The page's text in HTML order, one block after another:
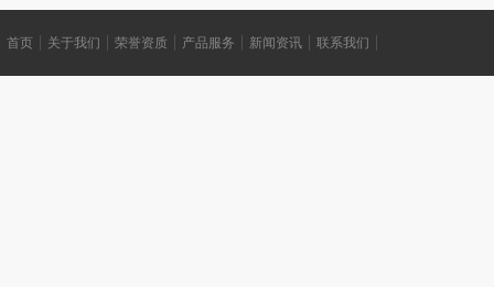
首页 关于我们 荣誉资质 产品服务 新闻资讯 联系我们